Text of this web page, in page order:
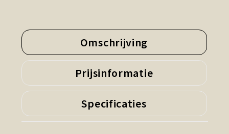
Omschrijving
Prijsinformatie
Specificaties